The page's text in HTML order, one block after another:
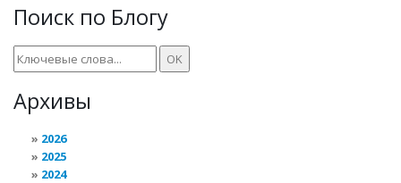
Поиск по Блогу
Архивы
2026
2025
2024